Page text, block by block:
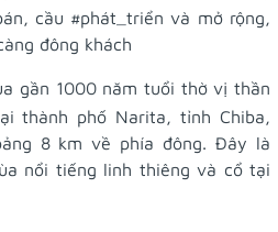
cầu #phát_triển và mở rộng,
đông khách
gần 1000 năm tuổi thờ vị thần
thành phố Narita, tỉnh Chiba,
8 km về phía đông. Đây là
nổi tiếng linh thiêng và cổ tại